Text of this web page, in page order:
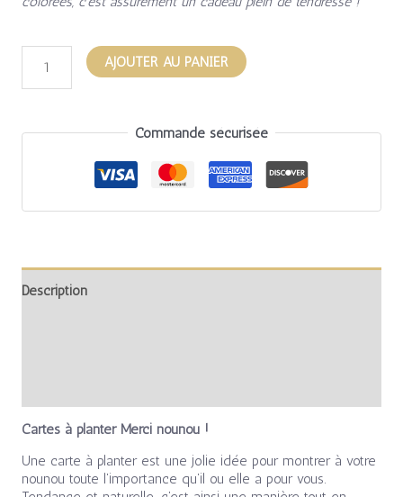
AJOUTER AU PANIER
Commande sécurisée
Description
Cartes à planter Merci nounou !
Une carte à planter est une jolie idée pour montrer à votre
nounou toute l’importance qu’il ou elle a pour vous.